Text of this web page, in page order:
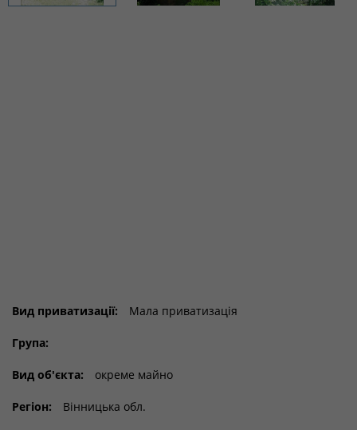
Вид приватизації: Мала приватизація
Група:
Вид об'єкта: окреме майно
Регіон: Вінницька обл.